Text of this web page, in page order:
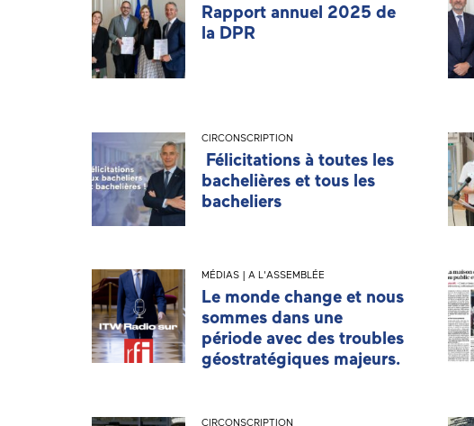
Rapport annuel 2025 de
la DPR
CIRCONSCRIPTION
Félicitations à toutes les
bachelières et tous les
bacheliers
MÉDIAS | A L'ASSEMBLÉE
Le monde change et nous
sommes dans une
période avec des troubles
géostratégiques majeurs.
CIRCONSCRIPTION